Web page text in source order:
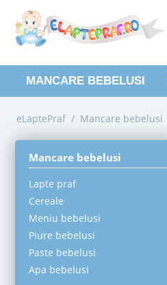
MANCARE BEBELUSI
eLaptePraf / Mancare bebelusi
Mancare bebelusi
Lapte praf
Cereale
Meniu bebelusi
Piure bebelusi
Paste bebelusi
Apa bebelusi